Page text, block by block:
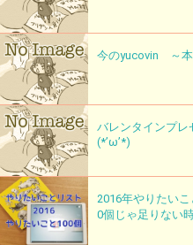
今のyucovin ～本
バレンタインプレ
(*’ω’*)
2016年やりたい
0個じゃ足りない